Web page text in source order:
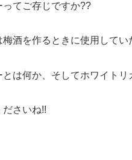
てご存じですか??
酒を作るときに使用して
は何か、そしてホワイト
さいね!!